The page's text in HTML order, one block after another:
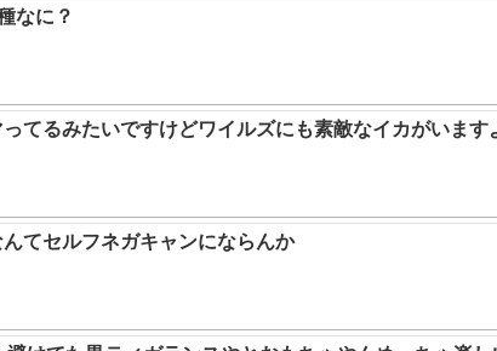
なに？
てるみたいですけどワイルズにも素敵なイカがいます
てセルフネガキャンにならんか